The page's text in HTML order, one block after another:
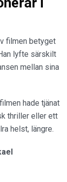
filmen betyget
lyfte särskilt
mellan sina
hade tjänat
thriller eller ett
helst, längre.